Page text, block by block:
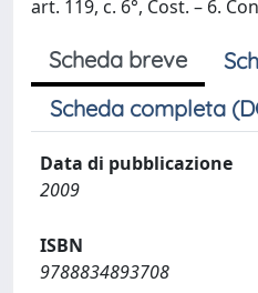
art. 119, c. 6°, Cost. – 6.
Scheda breve
Scheda completa
Data di pubblicazione
2009
ISBN
9788834893708